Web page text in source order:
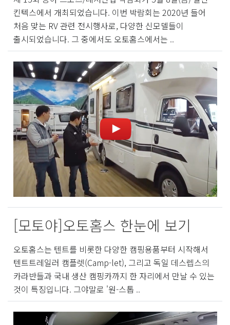
킨텍스에서 개최되었습니다. 이번 박람회는 2020년 들어
처음 맞는 RV 관련 전시행사로, 다양한 신모델들이
출시되었습니다. 그 중에서도 오토홈스에서는 ..
[모토야]오토홈스 한눈에 보기
오토홈스는 텐트를 비롯한 다양한 캠핑용품부터 시작해서
텐트트레일러 캠플렛(Camp-let), 그리고 독일 데스렙스의
카라반들과 국내 생산 캠핑카까지 한 자리에서 만날 수 있는
것이 특징입니다. 그야말로 '원-스톱 ..